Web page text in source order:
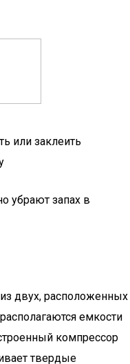
или заклеить
убрают запах в
двух, расположенных
емкости
компрессор
твердые